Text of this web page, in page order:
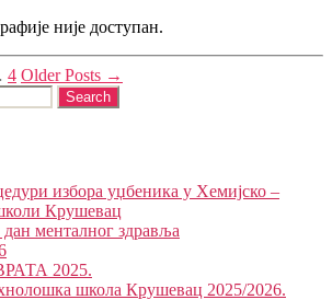
4 OlderPosts →
избора уџбеника у Хемијско –
Крушевац
менталног здравља
2025.
школа Крушевац 2025/2026.